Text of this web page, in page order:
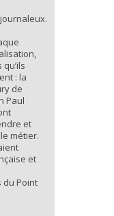
: la
de
Paul
et
métier.
et
du Point